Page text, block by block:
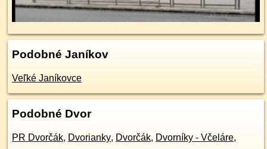
Podobné Janíkov
Veľké Janíkovce
Podobné Dvor
PR Dvorčák, Dvorianky, Dvorčák, Dvorníky - Včeláre,